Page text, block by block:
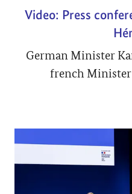
Video: Press
German Minister
french